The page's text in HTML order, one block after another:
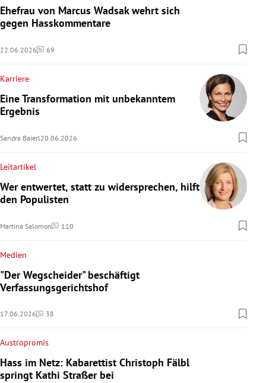
Ehefrau von Marcus Wadsak wehrt sich
gegen Hasskommentare
22.06.2026 69
Kommentare
Karriere
Eine Transformation mit unbekanntem
Ergebnis
Sandra Baierl 20.06.2026
Leitartikel
Wer entwertet, statt zu widersprechen, hilft
den Populisten
Martina Salomon 110
Kommentare
Medien
"Der Wegscheider" beschäftigt
Verfassungsgerichtshof
17.06.2026 38
Kommentare
Austropromis
Hass im Netz: Kabarettist Christoph Fälbl
springt Kathi Straßer bei